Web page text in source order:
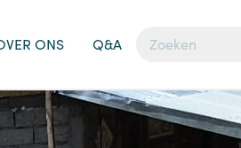
ONS Q&A